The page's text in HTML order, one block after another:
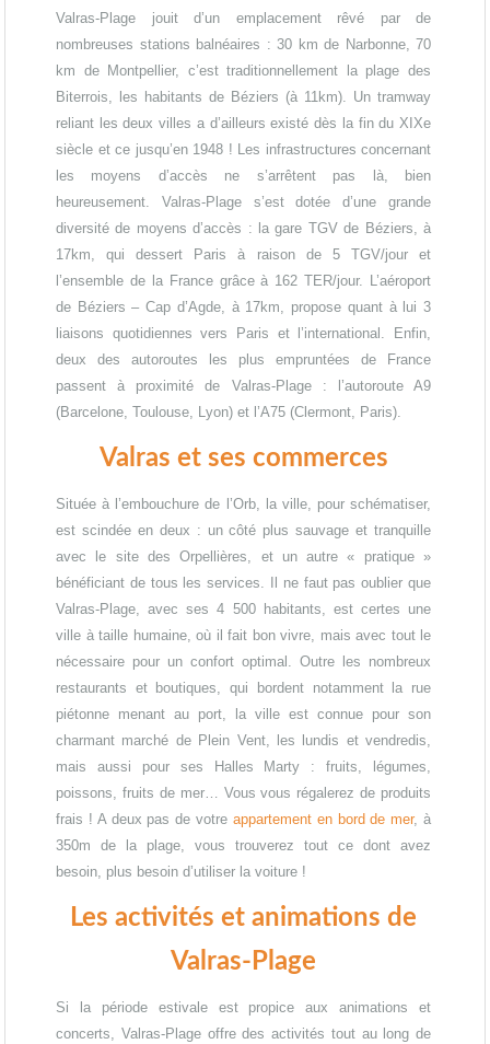
Valras-Plage jouit d’un emplacement rêvé par de
nombreuses stations balnéaires : 30 km de Narbonne, 70
km de Montpellier, c’est traditionnellement la plage des
Biterrois, les habitants de Béziers (à 11km). Un tramway
reliant les deux villes a d’ailleurs existé dès la fin du XIXe
siècle et ce jusqu’en 1948 ! Les infrastructures concernant
les moyens d’accès ne s’arrêtent pas là, bien
heureusement. Valras-Plage s’est dotée d’une grande
diversité de moyens d’accès : la gare TGV de Béziers, à
17km, qui dessert Paris à raison de 5 TGV/jour et
l’ensemble de la France grâce à 162 TER/jour. L’aéroport
de Béziers – Cap d’Agde, à 17km, propose quant à lui 3
liaisons quotidiennes vers Paris et l’international. Enfin,
deux des autoroutes les plus empruntées de France
passent à proximité de Valras-Plage : l’autoroute A9
(Barcelone, Toulouse, Lyon) et l’A75 (Clermont, Paris).
Valras et ses commerces
Située à l’embouchure de l’Orb, la ville, pour schématiser,
est scindée en deux : un côté plus sauvage et tranquille
avec le site des Orpellières, et un autre « pratique »
bénéficiant de tous les services. Il ne faut pas oublier que
Valras-Plage, avec ses 4 500 habitants, est certes une
ville à taille humaine, où il fait bon vivre, mais avec tout le
nécessaire pour un confort optimal. Outre les nombreux
restaurants et boutiques, qui bordent notamment la rue
piétonne menant au port, la ville est connue pour son
charmant marché de Plein Vent, les lundis et vendredis,
mais aussi pour ses Halles Marty : fruits, légumes,
poissons, fruits de mer… Vous vous régalerez de produits
frais ! A deux pas de votre appartement en bord de mer, à
350m de la plage, vous trouverez tout ce dont avez
besoin, plus besoin d’utiliser la voiture !
Les activités et animations de
Valras-Plage
Si la période estivale est propice aux animations et
concerts, Valras-Plage offre des activités tout au long de